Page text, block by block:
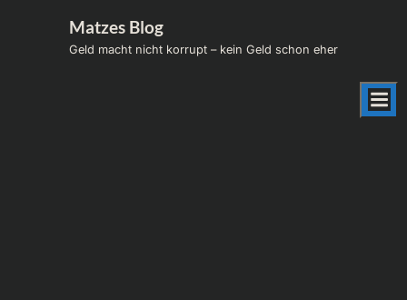
Matzes Blog
Geld macht nicht korrupt – kein Geld schon eher